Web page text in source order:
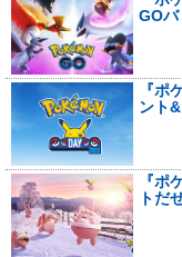
GOバ
『ポ
ント
『ポ
トだ